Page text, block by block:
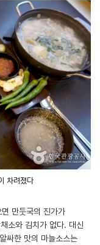
차려졌다
만둣국의 진가가
소와 김치가 없다. 대신
싸한 맛의 마늘소스는